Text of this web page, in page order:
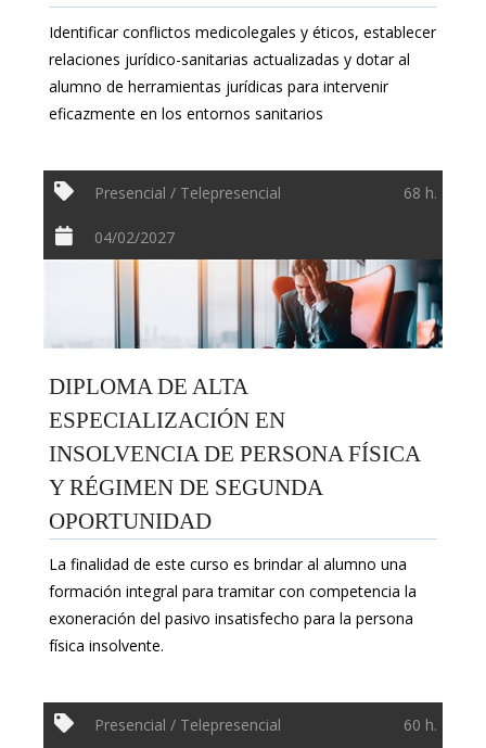
Identificar conflictos medicolegales y éticos, establecer
relaciones jurídico-sanitarias actualizadas y dotar al
alumno de herramientas jurídicas para intervenir
eficazmente en los entornos sanitarios
Presencial / Telepresencial 68 h.
04/02/2027
DIPLOMA DE ALTA
ESPECIALIZACIÓN EN
INSOLVENCIA DE PERSONA FÍSICA
Y RÉGIMEN DE SEGUNDA
OPORTUNIDAD
La finalidad de este curso es brindar al alumno una
formación integral para tramitar con competencia la
exoneración del pasivo insatisfecho para la persona
física insolvente.
Presencial / Telepresencial 60 h.